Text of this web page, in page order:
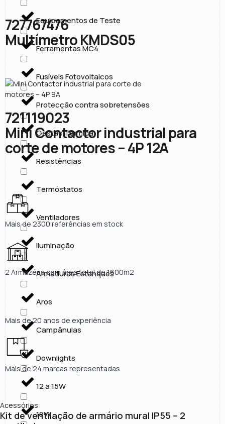
Equipamentos de Teste
Ferramentas MC4
Fusíveis Fotovoltaicos
Protecção contra sobretensões
Gestão Térmica
Resistências
Termóstatos
Ventiladores
Iluminação
Armaduras Estanques
Aros
Campânulas
Downlights
12 a 15W
18W
727767476
Multímetro KMDS05
721119023
Mini Contactor industrial para
corte de motores – 4P 12A
Mais de 2300 referências em stock
2 Armazéns com área total de 1600m2
Mais de 20 anos de experiência
Mais de 24 marcas representadas
Acessórios
Kit de ventilação de armário mural IP55 – 2